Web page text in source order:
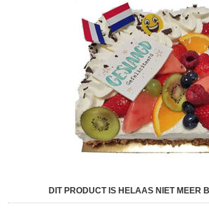
DIT PRODUCT IS HELAAS NIET MEER